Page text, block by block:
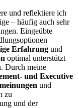
und reflektiere ich
– häufig auch sehr
Eingeübte
Erfahrung und
optimal unterstützt
Durch meine
und Executive
und
zu
und der